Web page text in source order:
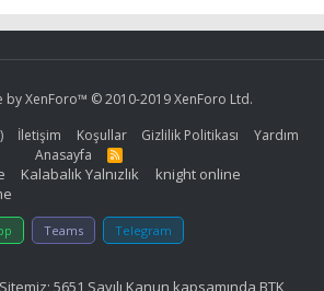
by XenForo™ © 2010-2019 XenForo Ltd.
İletişim Koşullar Gizlilik Politikası
Yardım
Anasayfa
R
S
Kalabalık Yalnızlık
knight online
Teams Telegram
5651 Sayılı Kanun kapsamında BTK